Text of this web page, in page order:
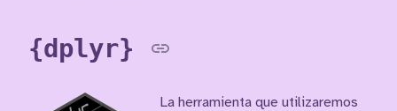
{dplyr}
La herramienta que utilizaremos